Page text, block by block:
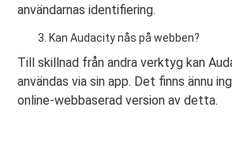
användarnas identifiering.
Kan Audacity nås på webben?
Till skillnad från andra verktyg kan
användas via sin app. Det finns ännu
online-webbaserad version av detta.